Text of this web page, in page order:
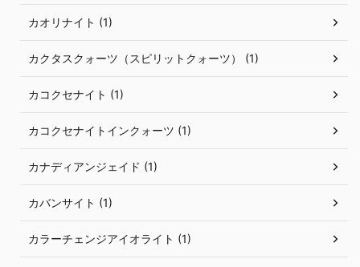
カオリナイト (1)
カクタスクォーツ（スピリットクォーツ） (1)
カコクセナイト (1)
カコクセナイトインクォーツ (1)
カナディアンジェイド (1)
カバンサイト (1)
カラーチェンジアイオライト (1)